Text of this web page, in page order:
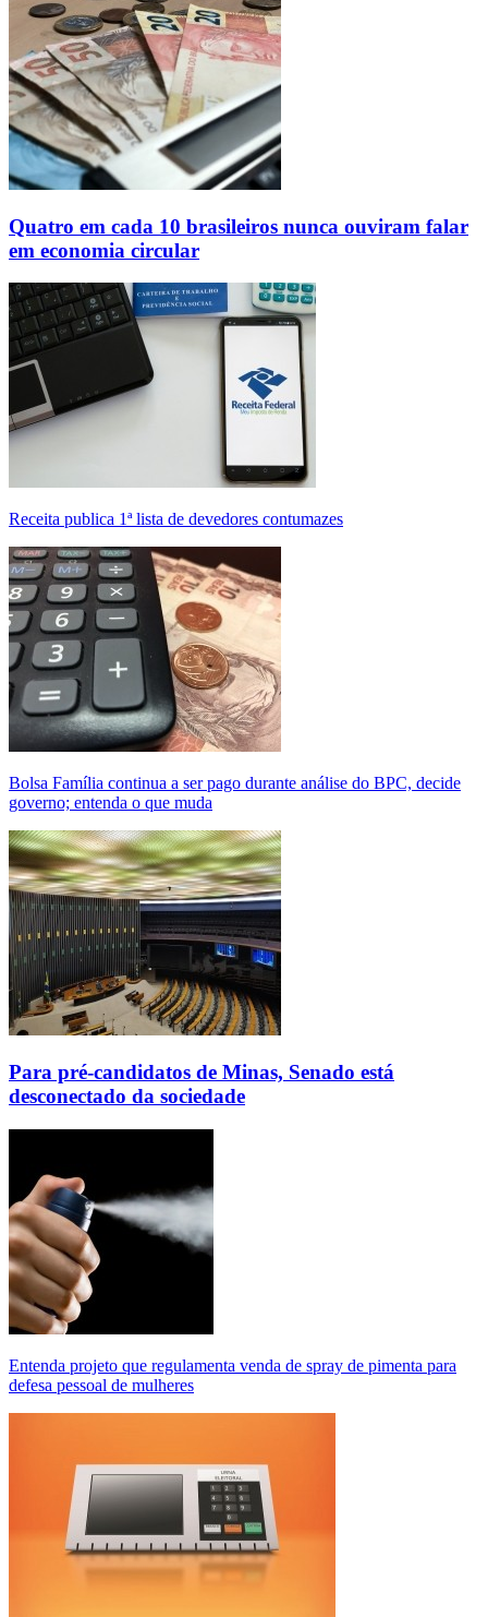
Quatro em cada 10 brasileiros nunca ouviram falar
em economia circular
Receita publica 1ª lista de devedores contumazes
Bolsa Família continua a ser pago durante análise do BPC, decide
governo; entenda o que muda
Para pré-candidatos de Minas, Senado está
desconectado da sociedade
Entenda projeto que regulamenta venda de spray de pimenta para
defesa pessoal de mulheres